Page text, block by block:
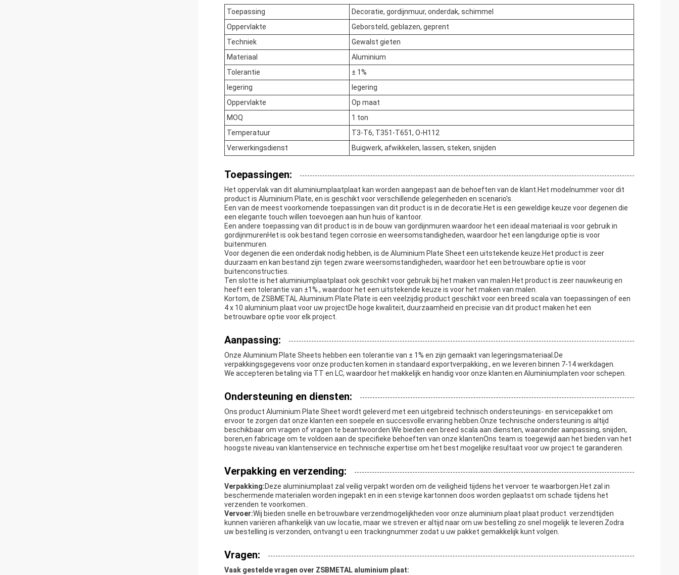
Toepassing
Decoratie, gordijnmuur, onderdak, schimmel
Oppervlakte
Geborsteld, geblazen, geprent
Techniek
Gewalst gieten
Materiaal
Aluminium
Tolerantie
± 1%
legering
legering
Oppervlakte
Op maat
MOQ
1 ton
Temperatuur
T3-T6, T351-T651, O-H112
Verwerkingsdienst
Buigwerk, afwikkelen, lassen, steken, snijden
Toepassingen:
Het oppervlak van dit aluminiumplaatplaat kan worden aangepast aan de behoeften van de klant.Het modelnummer voor dit
product is Aluminium Plate, en is geschikt voor verschillende gelegenheden en scenario's.
Een van de meest voorkomende toepassingen van dit product is in de decoratie.Het is een geweldige keuze voor degenen die
een elegante touch willen toevoegen aan hun huis of kantoor.
Een andere toepassing van dit product is in de bouw van gordijnmuren.waardoor het een ideaal materiaal is voor gebruik in
gordijnmurenHet is ook bestand tegen corrosie en weersomstandigheden, waardoor het een langdurige optie is voor
buitenmuren.
Voor degenen die een onderdak nodig hebben, is de Aluminium Plate Sheet een uitstekende keuze.Het product is zeer
duurzaam en kan bestand zijn tegen zware weersomstandigheden, waardoor het een betrouwbare optie is voor
buitenconstructies.
Ten slotte is het aluminiumplaatplaat ook geschikt voor gebruik bij het maken van malen.Het product is zeer nauwkeurig en
heeft een tolerantie van ±1%., waardoor het een uitstekende keuze is voor het maken van malen.
Kortom, de ZSBMETAL Aluminium Plate Plate is een veelzijdig product geschikt voor een breed scala van toepassingen.of een
4 x 10 aluminium plaat voor uw projectDe hoge kwaliteit, duurzaamheid en precisie van dit product maken het een
betrouwbare optie voor elk project.
Aanpassing:
Onze Aluminium Plate Sheets hebben een tolerantie van ± 1% en zijn gemaakt van legeringsmateriaal.De
verpakkingsgegevens voor onze producten komen in standaard exportverpakking., en we leveren binnen 7-14 werkdagen.
We accepteren betaling via TT en LC, waardoor het makkelijk en handig voor onze klanten.en Aluminiumplaten voor schepen.
Ondersteuning en diensten:
Ons product Aluminium Plate Sheet wordt geleverd met een uitgebreid technisch ondersteunings- en servicepakket om
ervoor te zorgen dat onze klanten een soepele en succesvolle ervaring hebben.Onze technische ondersteuning is altijd
beschikbaar om vragen of vragen te beantwoorden.We bieden een breed scala aan diensten, waaronder aanpassing, snijden,
boren,en fabricage om te voldoen aan de specifieke behoeften van onze klantenOns team is toegewijd aan het bieden van het
hoogste niveau van klantenservice en technische expertise om het best mogelijke resultaat voor uw project te garanderen.
Verpakking en verzending:
Verpakking:Deze aluminiumplaat zal veilig verpakt worden om de veiligheid tijdens het vervoer te waarborgen.Het zal in
beschermende materialen worden ingepakt en in een stevige kartonnen doos worden geplaatst om schade tijdens het
verzenden te voorkomen..
Vervoer:Wij bieden snelle en betrouwbare verzendmogelijkheden voor onze aluminium plaat plaat product. verzendtijden
kunnen variëren afhankelijk van uw locatie, maar we streven er altijd naar om uw bestelling zo snel mogelijk te leveren.Zodra
uw bestelling is verzonden, ontvangt u een trackingnummer zodat u uw pakket gemakkelijk kunt volgen.
Vragen:
Vaak gestelde vragen over ZSBMETAL aluminium plaat: